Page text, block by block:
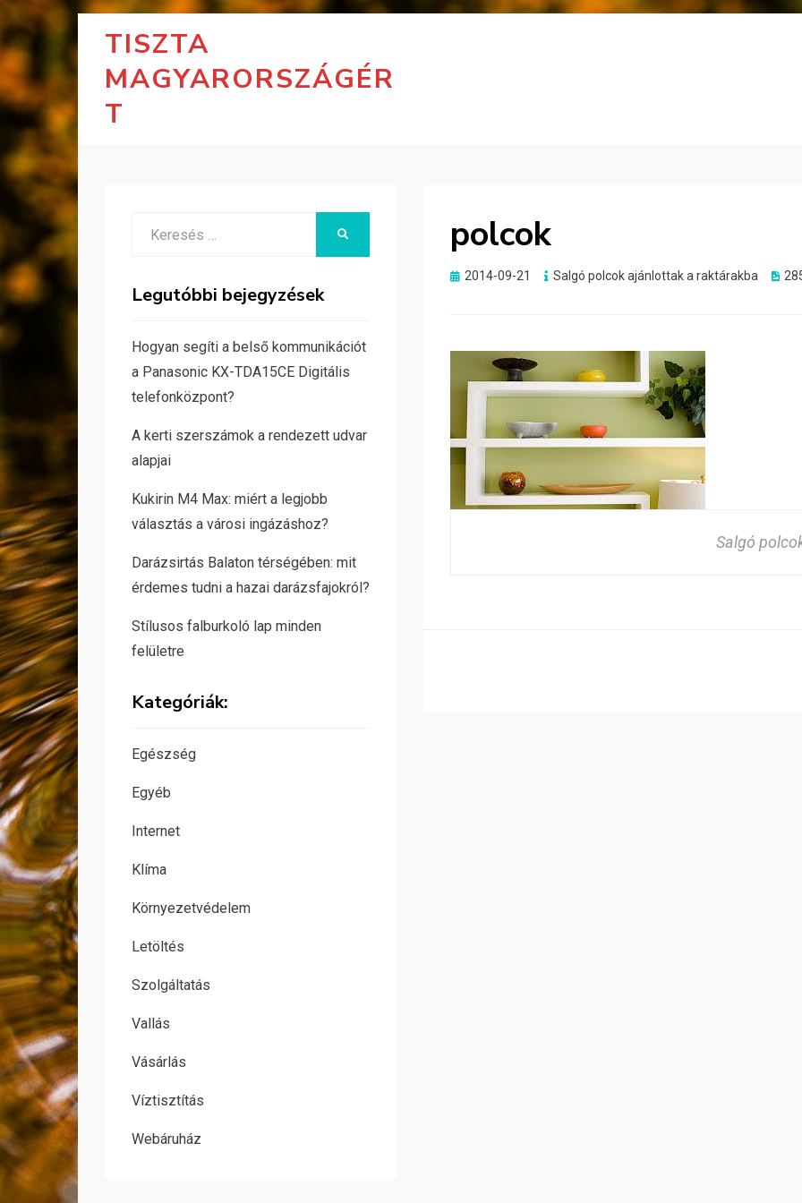
TISZTA
MAGYARORSZÁGÉR
T
polcok
Posted
2014-09-21 Salgó polcok ajánlottak a raktárakba
Salgó
Legutóbbi bejegyzések
Hogyan segíti a belső kommunikációt
a Panasonic KX-TDA15CE Digitális
telefonközpont?
A kerti szerszámok a rendezett udvar
alapjai
Kukirin M4 Max: miért a legjobb
választás a városi ingázáshoz?
Darázsirtás Balaton térségében: mit
érdemes tudni a hazai darázsfajokról?
Stílusos falburkoló lap minden
felületre
Kategóriák:
Egészség
Egyéb
Internet
Klíma
Környezetvédelem
Letöltés
Szolgáltatás
Vallás
Vásárlás
Víztisztítás
Webáruház